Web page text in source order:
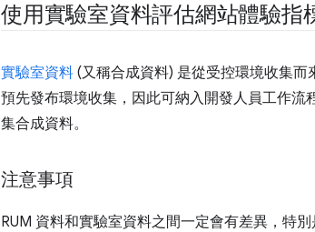
使用實驗室資料評估網站體驗指
實驗室資料 (又稱合成資料) 是從受控環境收集
預先發布環境收集，因此可納入開發人員工作
集合成資料。
注意事項
RUM 資料和實驗室資料之間一定會有差異，特